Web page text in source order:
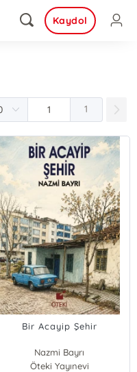
Kaydol
1
Bir Acayip Şehir
Nazmi Bayrı
Öteki Yayınevi